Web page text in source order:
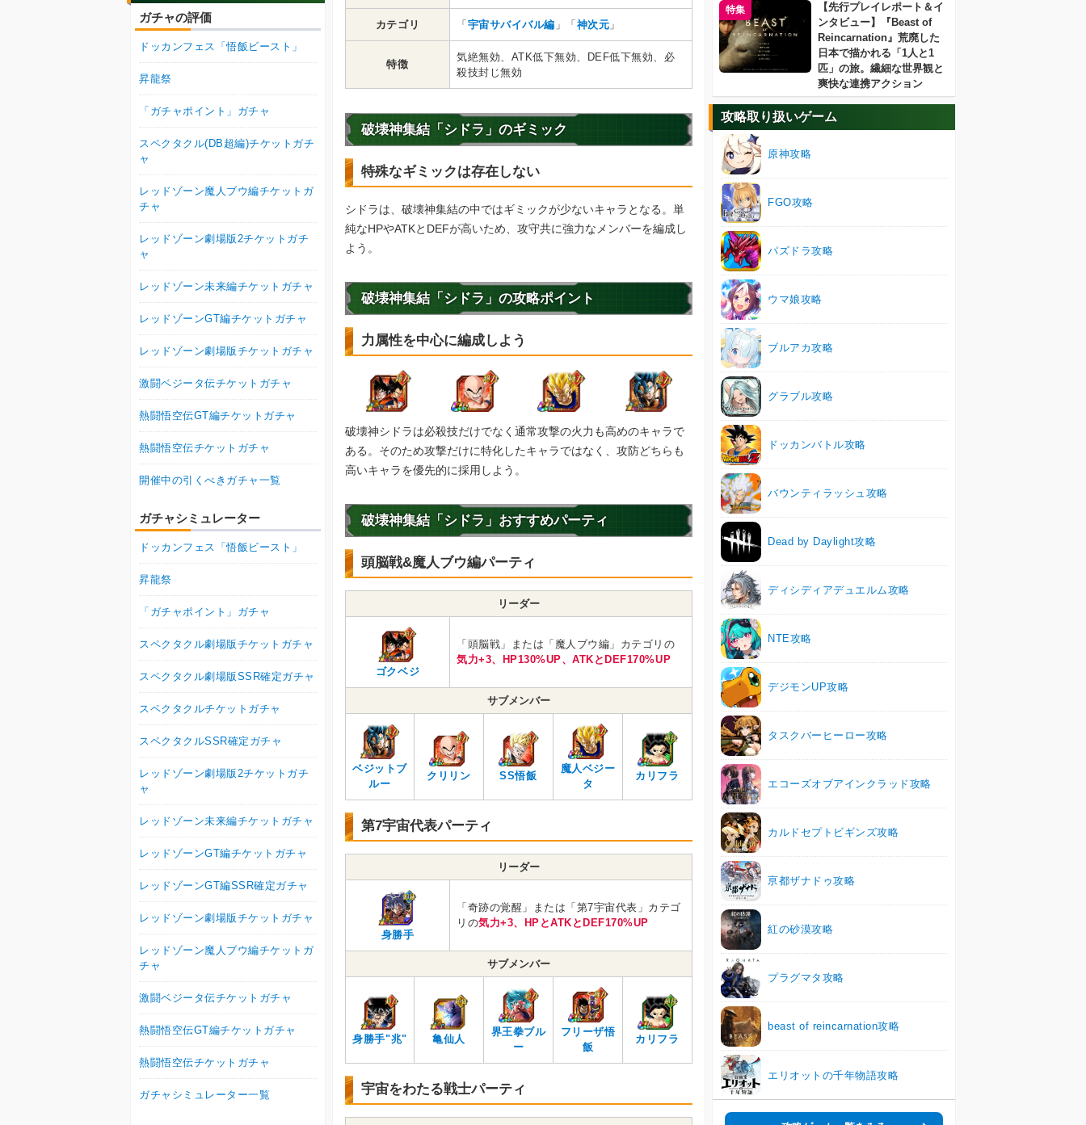
カテゴリ 「 宇宙サバイバル編 」「 神次元 」
特徴
気絶無効、ATK低下無効、DEF低下無効、必
殺技封じ無効
破壊神集結「シドラ」のギミック
特殊なギミックは存在しない
シドラは、破壊神集結の中ではギミックが少ないキャラとなる。単
純なHPやATKとDEFが高いため、攻守共に強力なメンバーを編成し
よう。
破壊神集結「シドラ」の攻略ポイント
力属性を中心に編成しよう
破壊神シドラは必殺技だけでなく通常攻撃の火力も高めのキャラで
ある。そのため攻撃だけに特化したキャラではなく、攻防どちらも
高いキャラを優先的に採用しよう。
破壊神集結「シドラ」おすすめパーティ
頭脳戦&魔人ブウ編パーティ
リーダー
ゴクベジ
「頭脳戦」または「魔人ブウ編」カテゴリの
気力+3、HP130%UP、ATKとDEF170%UP
サブメンバー
ベジットブ
ルー
クリリン SS悟飯
魔人ベジー
タ
カリフラ
第7宇宙代表パーティ
リーダー
身勝手
「奇跡の覚醒」または「第7宇宙代表」カテゴ
リの気力+3、HPとATKとDEF170%UP
サブメンバー
身勝手"兆" 亀仙人
界王拳ブル
ー
フリーザ悟
飯
カリフラ
宇宙をわたる戦士パーティ
特集
【先行プレイレポート＆イ
ンタビュー】『Beast of
Reincarnation』荒廃した
日本で描かれる「1人と1
匹」の旅。繊細な世界観と
爽快な連携アクション
攻略取り扱いゲーム
原神攻略
FGO攻略
パズドラ攻略
ウマ娘攻略
ブルアカ攻略
グラブル攻略
ドッカンバトル攻略
バウンティラッシュ攻略
Dead by Daylight攻略
ディシディアデュエルム攻略
NTE攻略
デジモンUP攻略
タスクバーヒーロー攻略
エコーズオブアインクラッド攻略
カルドセプトビギンズ攻略
亰都ザナドゥ攻略
紅の砂漠攻略
プラグマタ攻略
beast of reincarnation攻略
エリオットの千年物語攻略
ガチャの評価
ドッカンフェス「悟飯ビースト」
昇龍祭
「ガチャポイント」ガチャ
スペクタクル(DB超編)チケットガチ
ャ
レッドゾーン魔人ブウ編チケットガ
チャ
レッドゾーン劇場版2チケットガチ
ャ
レッドゾーン未来編チケットガチャ
レッドゾーンGT編チケットガチャ
レッドゾーン劇場版チケットガチャ
激闘ベジータ伝チケットガチャ
熱闘悟空伝GT編チケットガチャ
熱闘悟空伝チケットガチャ
開催中の引くべきガチャ一覧
ガチャシミュレーター
ドッカンフェス「悟飯ビースト」
昇龍祭
「ガチャポイント」ガチャ
スペクタクル劇場版チケットガチャ
スペクタクル劇場版SSR確定ガチャ
スペクタクルチケットガチャ
スペクタクルSSR確定ガチャ
レッドゾーン劇場版2チケットガチ
ャ
レッドゾーン未来編チケットガチャ
レッドゾーンGT編チケットガチャ
レッドゾーンGT編SSR確定ガチャ
レッドゾーン劇場版チケットガチャ
レッドゾーン魔人ブウ編チケットガ
チャ
激闘ベジータ伝チケットガチャ
熱闘悟空伝GT編チケットガチャ
熱闘悟空伝チケットガチャ
ガチャシミュレーター一覧